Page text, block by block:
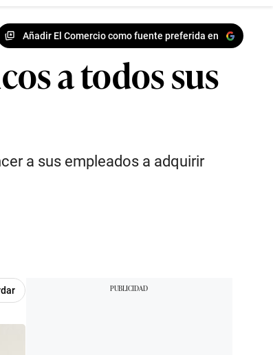
Añadir El Comercio como fuente preferida en
a todos sus
a sus empleados a adquirir